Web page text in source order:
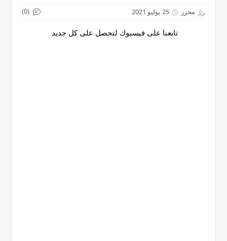
محرر 25 يوليو 2021 (0)
تابعنا على فيسبوك لتحصل على كل جديد